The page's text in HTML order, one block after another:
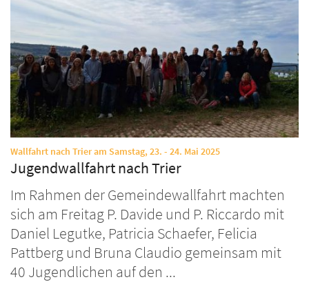
Wallfahrt nach Trier am Samstag, 23. - 24. Mai 2025:
Jugendwallfahrt nach Trier
Im Rahmen der Gemeindewallfahrt machten
sich am Freitag P. Davide und P. Riccardo mit
Daniel Legutke, Patricia Schaefer, Felicia
Pattberg und Bruna Claudio gemeinsam mit
40 Jugendlichen auf den ...